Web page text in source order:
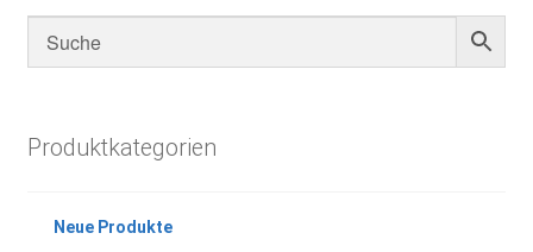
Produktkategorien
Neue Produkte